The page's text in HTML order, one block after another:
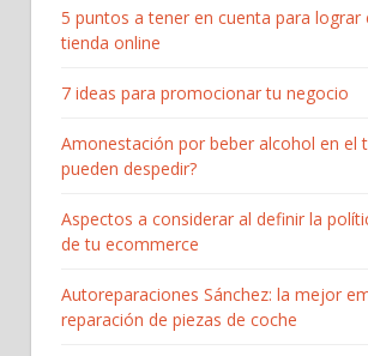
5 puntos a tener en cuenta para lograr
tienda online
7 ideas para promocionar tu negocio
Amonestación por beber alcohol en el
pueden despedir?
Aspectos a considerar al definir la
de tu ecommerce
Autoreparaciones Sánchez: la mejor
reparación de piezas de coche